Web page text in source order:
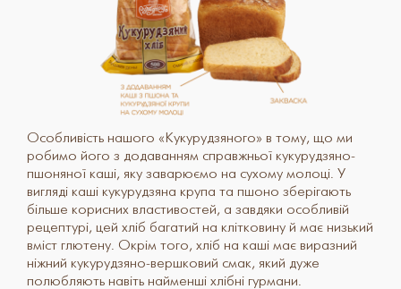
Особливість нашого «Кукурудзяного» в тому, що ми
робимо його з додаванням справжньої кукурудзяно-
пшоняної каші, яку заварюємо на сухому молоці. У
вигляді каші кукурудзяна крупа та пшоно зберігають
більше корисних властивостей, а завдяки особливій
рецептурі, цей хліб багатий на клітковину й має низький
вміст глютену. Окрім того, хліб на каші має виразний
ніжний кукурудзяно-вершковий смак, який дуже
полюбляють навіть найменші хлібні гурмани.